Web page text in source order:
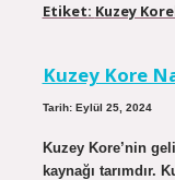
Etiket: Kuzey
Kuzey Kore
Tarih: Eylül 25, 2024
Kuzey Kore’nin
kaynağı tarımdır.